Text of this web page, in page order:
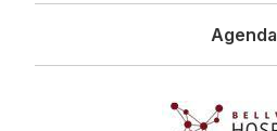
Agenda